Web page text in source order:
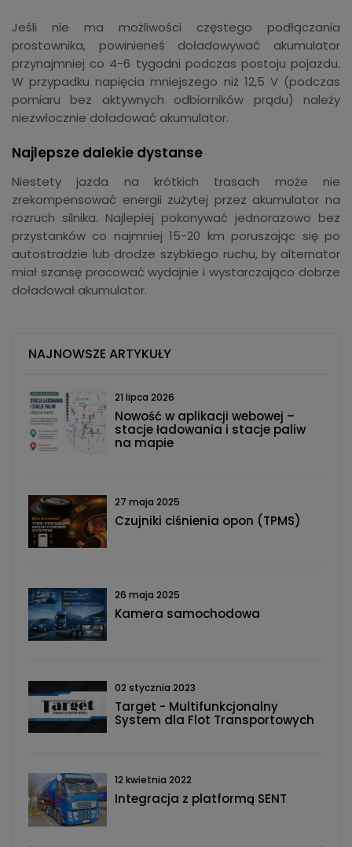
Jeśli nie ma możliwości częstego podłączania
prostownika, powinieneś doładowywać akumulator
przynajmniej co 4-6 tygodni podczas postoju pojazdu.
W przypadku napięcia mniejszego niż 12,5 V (podczas
pomiaru bez aktywnych odbiorników prądu) należy
niezwłocznie doładować akumulator.
Najlepsze dalekie dystanse
Niestety jazda na krótkich trasach może nie
zrekompensować energii zużytej przez akumulator na
rozruch silnika. Najlepiej pokonywać jednorazowo bez
przystanków co najmniej 15-20 km poruszając się po
autostradzie lub drodze szybkiego ruchu, by alternator
miał szansę pracować wydajnie i wystarczająco dobrze
doładował akumulator.
NAJNOWSZE ARTYKUŁY
21 lipca 2026
Nowość w aplikacji webowej –
stacje ładowania i stacje paliw
na mapie
27 maja 2025
Czujniki ciśnienia opon (TPMS)
26 maja 2025
Kamera samochodowa
02 stycznia 2023
Target - Multifunkcjonalny
System dla Flot Transportowych
12 kwietnia 2022
Integracja z platformą SENT